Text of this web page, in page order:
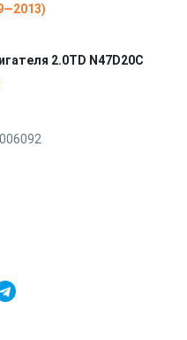
2.0TD N47D20C